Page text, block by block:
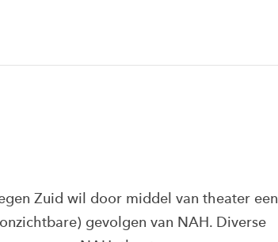
Zuid wil door middel van theater een
gevolgen van NAH. Diverse